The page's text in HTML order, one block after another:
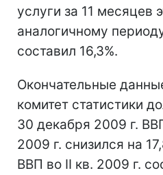
услуги за 11 месяцев
аналогичному
составил 16,3%.
Окончательные
комитет статистики
30 декабря 2009 г.
2009 г. снизился на
ВВП во ІІ кв. 2009 г.